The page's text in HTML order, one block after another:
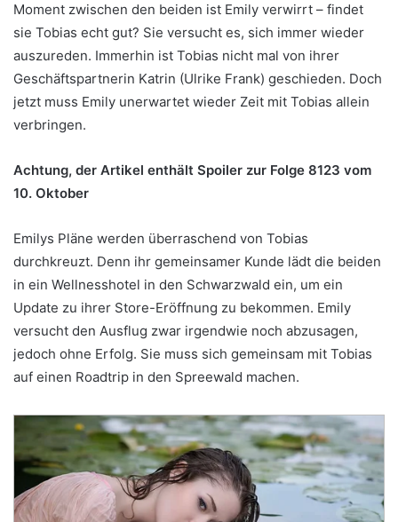
Moment zwischen den beiden ist Emily verwirrt – findet
sie Tobias echt gut? Sie versucht es, sich immer wieder
auszureden. Immerhin ist Tobias nicht mal von ihrer
Geschäftspartnerin Katrin (Ulrike Frank) geschieden. Doch
jetzt muss Emily unerwartet wieder Zeit mit Tobias allein
verbringen.
Achtung, der Artikel enthält Spoiler zur Folge 8123 vom
10. Oktober
Emilys Pläne werden überraschend von Tobias
durchkreuzt. Denn ihr gemeinsamer Kunde lädt die beiden
in ein Wellnesshotel in den Schwarzwald ein, um ein
Update zu ihrer Store-Eröffnung zu bekommen. Emily
versucht den Ausflug zwar irgendwie noch abzusagen,
jedoch ohne Erfolg. Sie muss sich gemeinsam mit Tobias
auf einen Roadtrip in den Spreewald machen.